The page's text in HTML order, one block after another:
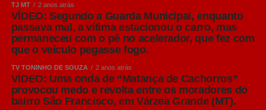
da associação, os dois estilos não são exatamente
iguais. A American Lager tornou-se o estilo mais
consumido no mundo, representando mais de 90% de
toda a produção global de cerveja.
Sua principal característica é o equilíbrio entre
refrescância, leve amargor e notas suaves de malte,
tornando-a extremamente versátil. Por apresentar um
TJ MT 2 anos atrás
VÍDEO: Segundo a Guarda Municipal, enquanto
passava mal, a vítima estacionou o carro, mas
permaneceu com o pé no acelerador, que fez com
que o veículo pegasse fogo.
TV TONINHO DE SOUZA 2 anos atrás
VÍDEO: Uma onda de “Matança de Cachorros”
provocou medo e revolta entre os moradores do
bairro São Francisco, em Várzea Grande (MT).